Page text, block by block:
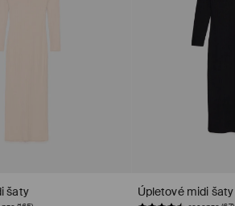
šaty Úpletové midi šaty